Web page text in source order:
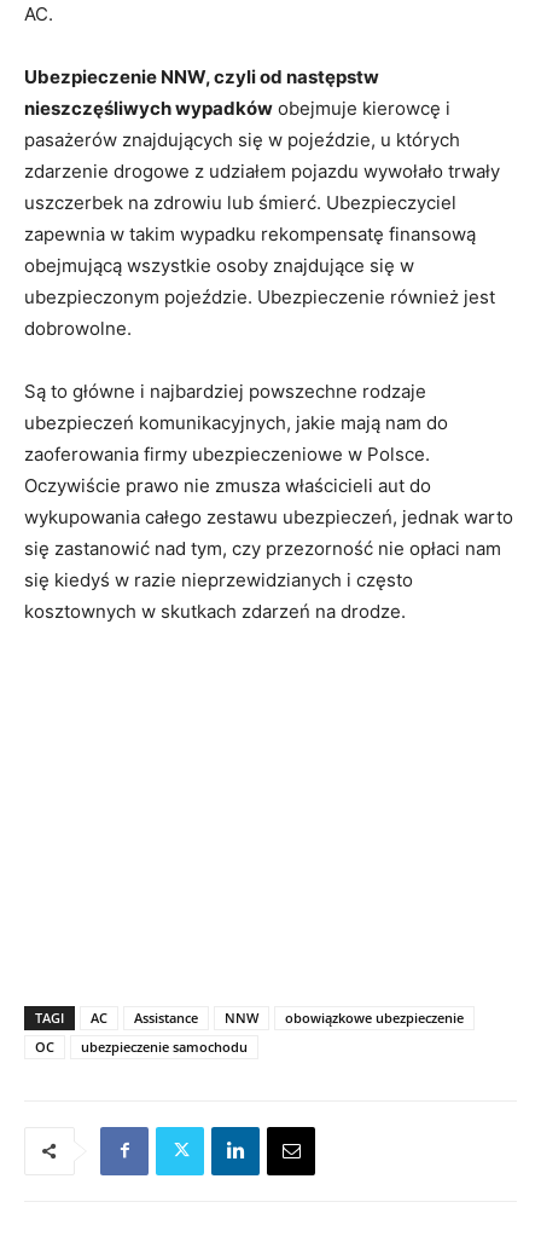
AC.
Ubezpieczenie NNW, czyli od następstw
nieszczęśliwych wypadków obejmuje kierowcę i
pasażerów znajdujących się w pojeździe, u których
zdarzenie drogowe z udziałem pojazdu wywołało trwały
uszczerbek na zdrowiu lub śmierć. Ubezpieczyciel
zapewnia w takim wypadku rekompensatę finansową
obejmującą wszystkie osoby znajdujące się w
ubezpieczonym pojeździe. Ubezpieczenie również jest
dobrowolne.
Są to główne i najbardziej powszechne rodzaje
ubezpieczeń komunikacyjnych, jakie mają nam do
zaoferowania firmy ubezpieczeniowe w Polsce.
Oczywiście prawo nie zmusza właścicieli aut do
wykupowania całego zestawu ubezpieczeń, jednak warto
się zastanowić nad tym, czy przezorność nie opłaci nam
się kiedyś w razie nieprzewidzianych i często
kosztownych w skutkach zdarzeń na drodze.
TAGI AC Assistance NNW
obowiązkowe ubezpieczenie
OC
ubezpieczenie samochodu